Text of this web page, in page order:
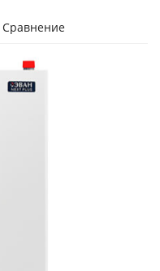
Сравнение